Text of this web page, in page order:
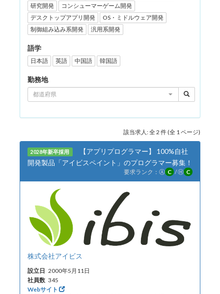
研究開発
コンシューマーゲーム開発
デスクトップアプリ開発
OS・ミドルウェア開発
制御組み込み系開発
汎用系開発
語学
日本語 英語 中国語 韓国語
勤務地
都道府県
該当求人: 全 2 件 (全 1 ページ)
2028年新卒採用
【アプリプログラマー】 100%自社
開発製品「アイビスペイント」のプログラマー募集！
要求ランク： Ⓐ C /Ⓗ C
株式会社アイビス
設立日 2000年5月11日
社員数 345
Webサイト